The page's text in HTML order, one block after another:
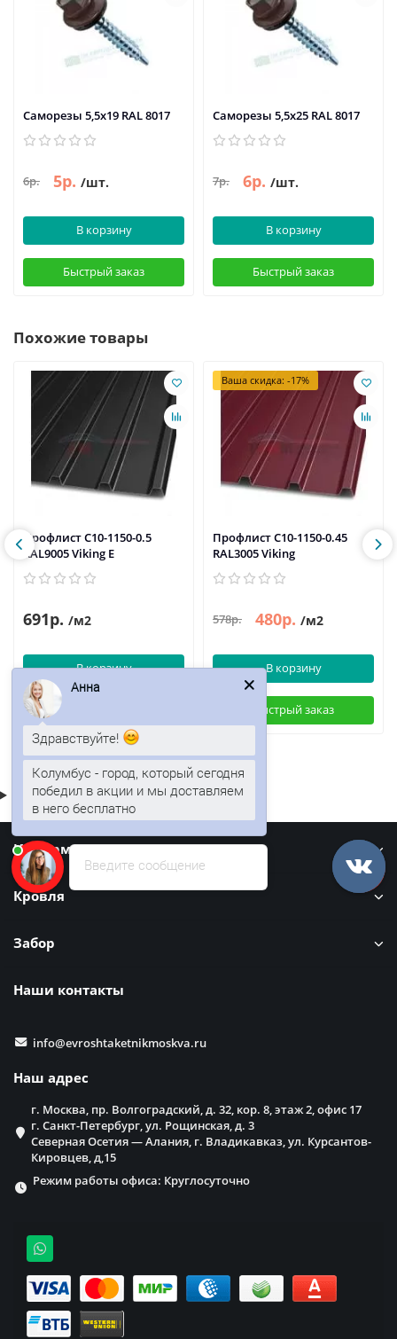
Саморезы 5,5х19 RAL 8017
6р. 5р. /шт.
В корзину
Быстрый заказ
Саморезы 5,5х25 RAL 8017
7р. 6р. /шт.
В корзину
Быстрый заказ
Похожие товары
Профлист С10-1150-0.5
RAL9005 Viking E
691р. /м2
В корзину
Ваша скидка: -17%
Профлист С10-1150-0.45
RAL3005 Viking
578р. 480р. /м2
В корзину
Быстрый заказ
Информация
Кровля
Забор
Наши контакты
info@evroshtaketnikmoskva.ru
Наш адрес
г. Москва, пр. Волгоградский, д. 32, кор. 8, этаж 2, офис 17
г. Санкт-Петербург, ул. Рощинская, д. 3
Северная Осетия — Алания, г. Владикавказ, ул. Курсантов-
Кировцев, д,15
Режим работы офиса: Круглосуточно
Введите сообщение
Анна
Здравствуйте!
Колумбус - город, который сегодня
победил в акции и мы доставляем
в него бесплатно